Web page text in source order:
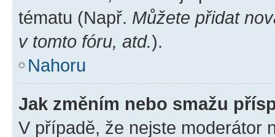
tématu (Např. Můžete přidat
v tomto fóru, atd.).
Nahoru
Jak změním nebo smažu
V případě, že nejste moderátor